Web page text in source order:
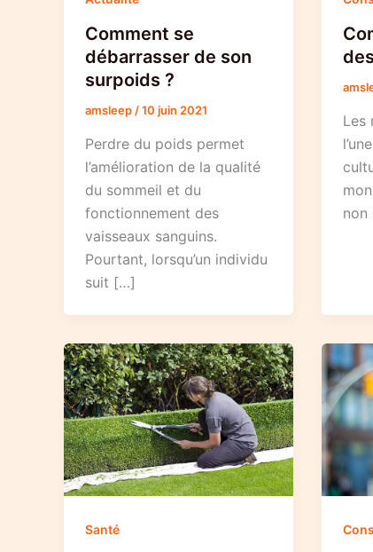
Comment se
débarrasser de son
surpoids ?
amsleep /10 juin 2021
Perdre du poids permet
l’amélioration de la qualité
du sommeil et du
fonctionnement des
vaisseaux sanguins.
Pourtant, lorsqu’un individu
suit […]
Les
non
Santé